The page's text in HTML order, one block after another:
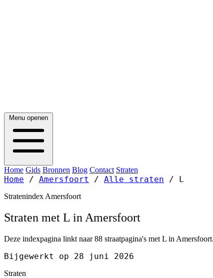
Menu openen
Home Gids Bronnen Blog Contact Straten
Home / Amersfoort / Alle straten / L
Stratenindex Amersfoort
Straten met L in Amersfoort
Deze indexpagina linkt naar 88 straatpagina's met L in
Bijgewerkt op 28 juni 2026
Straten